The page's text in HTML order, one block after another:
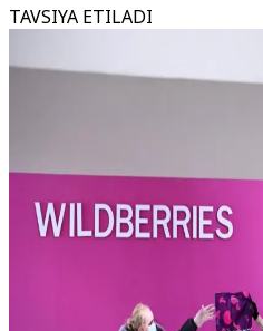
TAVSIYA ETILADI